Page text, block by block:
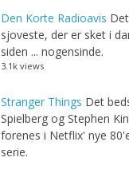
Den Korte Radioavis Det
sjoveste, der er sket i
siden ... nogensinde.
3.1k views
Stranger Things Det
Spielberg og Stephen
forenes i Netflix' nye
serie.